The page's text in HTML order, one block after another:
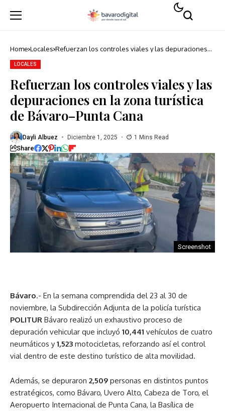
Home Locales Refuerzan los controles viales y las depuraciones
LOCALES
Refuerzan los controles viales y las
depuraciones en la zona turística
de Bávaro–Punta Cana
Dayli Albuez Diciembre 1, 2025 1 Mins Read
Share
Screenshot
Bávaro.- En la semana comprendida del 23 al 30 de
noviembre, la Subdirección Adjunta de la policía turística
POLITUR Bávaro realizó un exhaustivo proceso de
depuración vehicular que incluyó 10,441 vehículos de cuatro
neumáticos y 1,523 motocicletas, reforzando así el control
vial dentro de este destino turístico de alta movilidad.
Además, se depuraron 2,509 personas en distintos puntos
estratégicos, como Bávaro, Uvero Alto, Cabeza de Toro, el
Aeropuerto Internacional de Punta Cana, la Basílica de